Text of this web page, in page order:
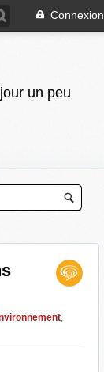
Connexion
un peu
,